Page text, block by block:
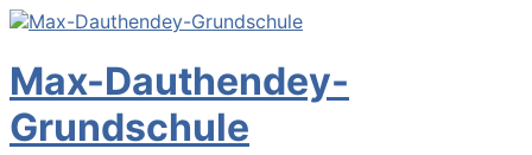
Max-Dauthendey-
Grundschule